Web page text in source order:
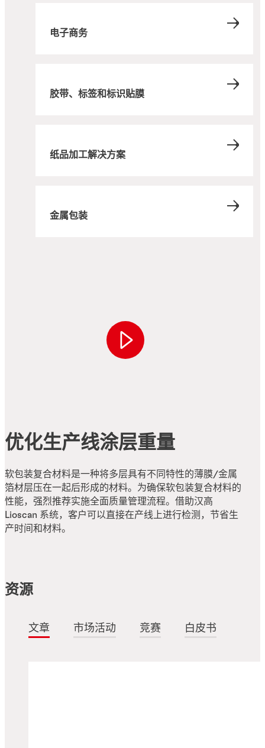
电子商务
胶带、标签和标识贴膜
纸品加工解决方案
金属包装
优化生产线涂层重量
软包装复合材料是一种将多层具有不同特性的薄膜/金属
箔材层压在一起后形成的材料。为确保软包装复合材料的
性能，强烈推荐实施全面质量管理流程。借助汉高
Lioscan 系统，客户可以直接在产线上进行检测，节省生
产时间和材料。
资源
文章 市场活动 竞赛 白皮书